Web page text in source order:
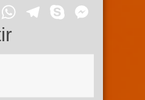
EmailWhatsApp
Telegram
Skype